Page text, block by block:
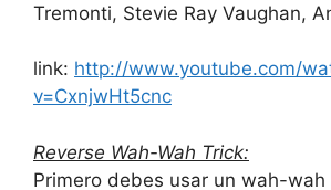
Tremonti, Stevie Ray Vaughan,
link: http://www.youtube.com/
v=CxnjwHt5cnc
Reverse Wah-Wah Trick:
Primero debes usar un wah-wah